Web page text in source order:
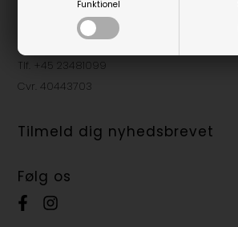
Funktionel
8800 Viborg
shop@teenfashion.dk
Tlf. +45 23481099
Cvr. 40443703
Tilmeld dig nyhedsbrevet
Følg os